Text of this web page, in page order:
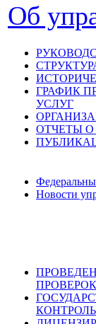
Об
ГРАФИК
УСЛУГ
ОТЧЕТЫ О
Новости
ПРОВЕРОК